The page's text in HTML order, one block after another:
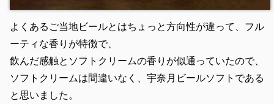
よくあるご当地ビールとはちょっと方向性が違って、フル
ーティな香りが特徴で、
飲んだ感触とソフトクリームの香りが似通っていたので、
ソフトクリームは間違いなく、宇奈月ビールソフトである
と思いました。